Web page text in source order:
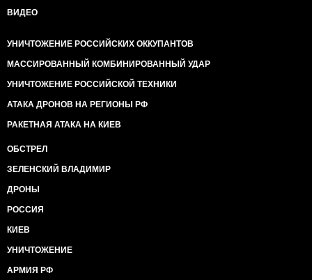
ВИДЕО
УНИЧТОЖЕНИЕ РОССИЙСКИХ ОККУПАНТОВ
МАССИРОВАННЫЙ КОМБИНИРОВАННЫЙ УДАР
УНИЧТОЖЕНИЕ РОССИЙСКОЙ ТЕХНИКИ
АТАКА ДРОНОВ НА РЕГИОНЫ РФ
РАКЕТНАЯ АТАКА НА КИЕВ
ОБСТРЕЛ
ЗЕЛЕНСКИЙ ВЛАДИМИР
ДРОНЫ
РОССИЯ
КИЕВ
УНИЧТОЖЕНИЕ
АРМИЯ РФ